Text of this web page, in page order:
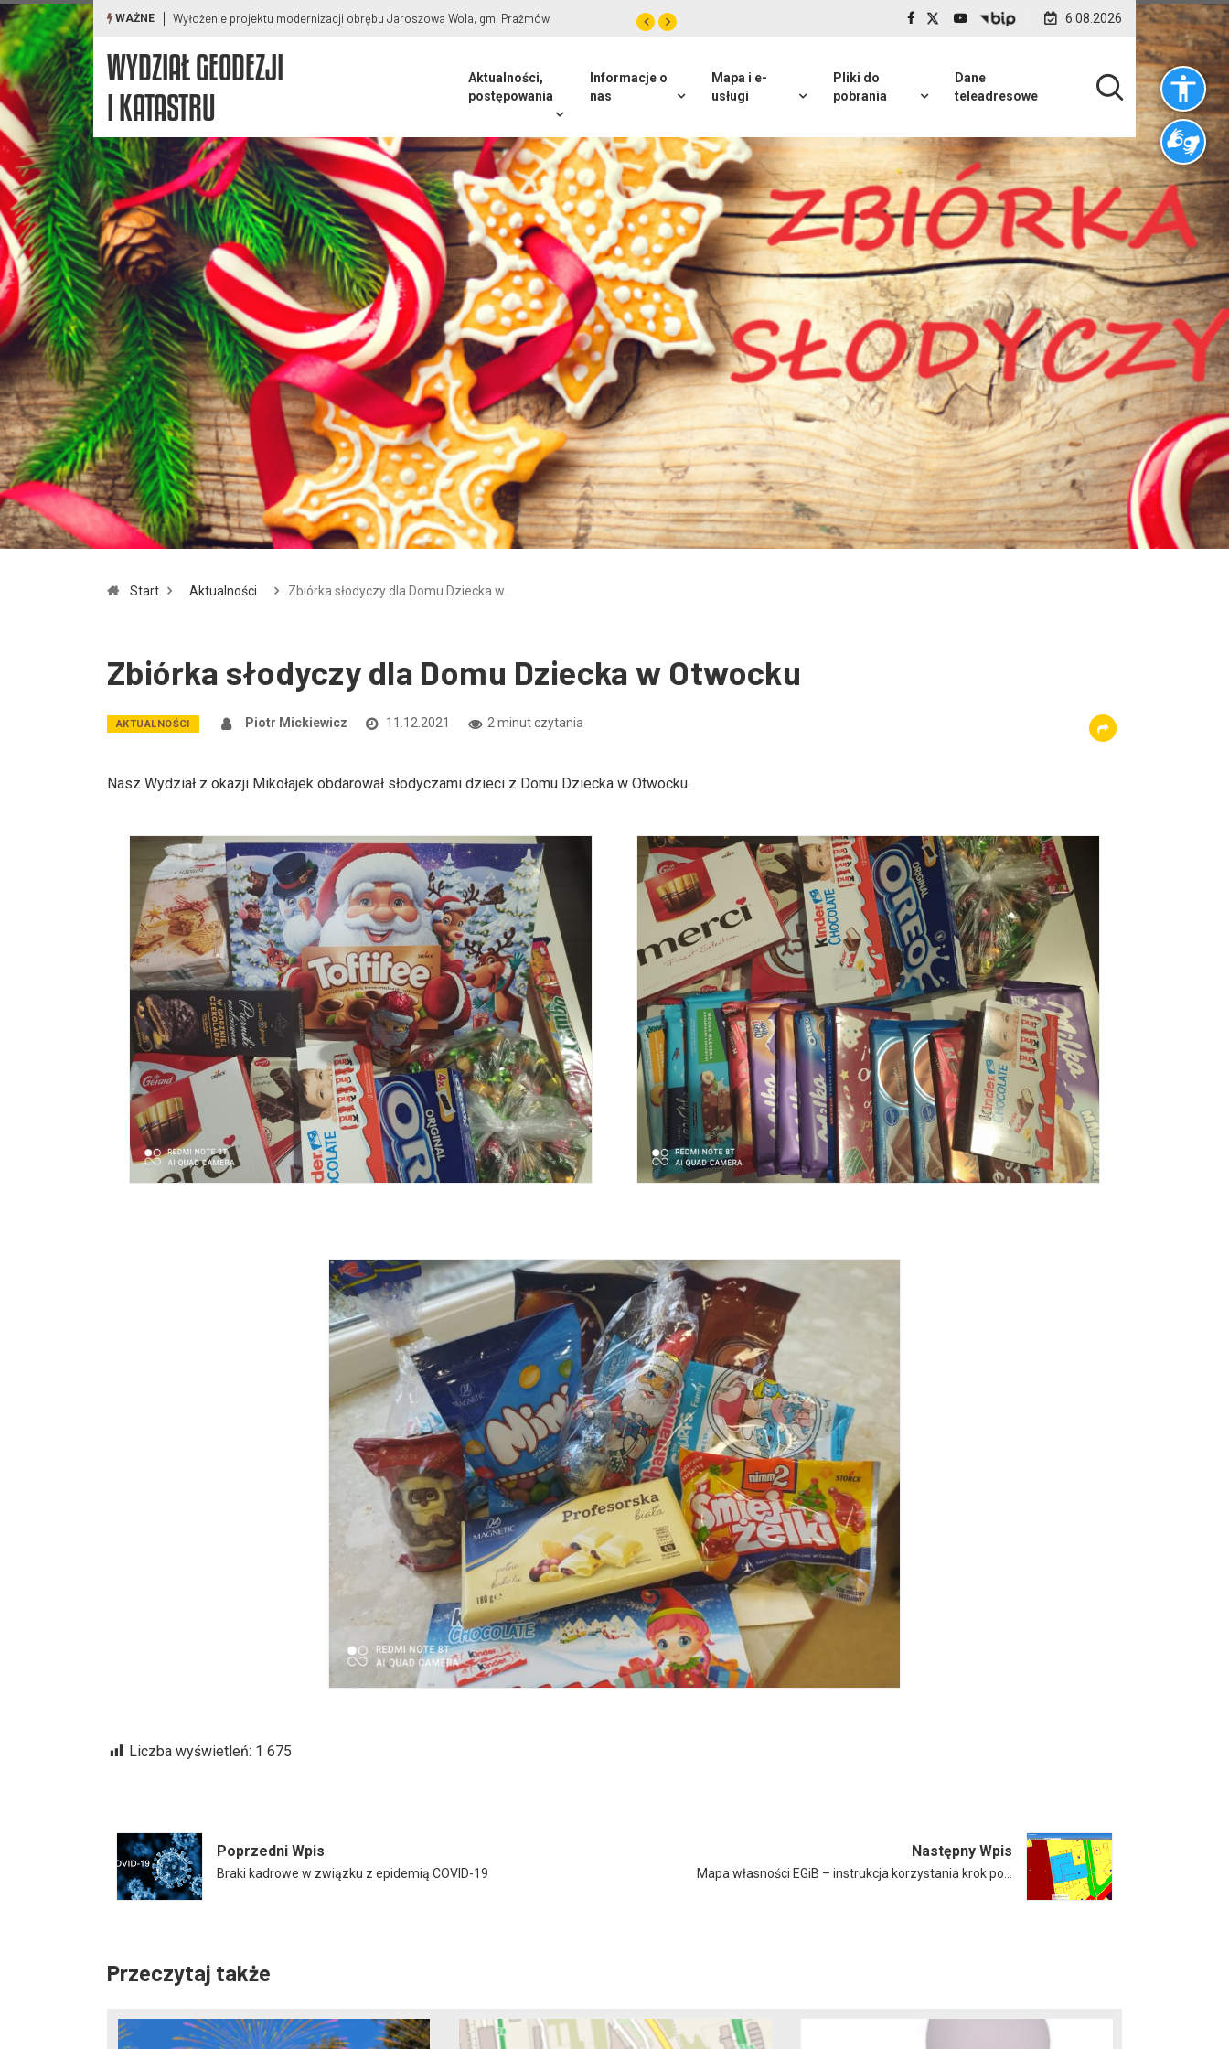
WAŻNE Wyłożenie projektu modernizacji obrębu Podolszyn, gm. Lesznowola 6.08.2026
WYDZIAŁ GEODEZJI
I KATASTRU
Aktualności,
postępowania
Informacje o
nas
Mapa i e-
usługi
Pliki do
pobrania
Dane
teleadresowe
Start Aktualności Zbiórka słodyczy dla Domu Dziecka w…
Zbiórka słodyczy dla Domu Dziecka w Otwocku
AKTUALNOŚCI Piotr Mickiewicz 11.12.2021 2 minut czytania
Nasz Wydział z okazji Mikołajek obdarował słodyczami dzieci z Domu Dziecka w Otwocku.
Liczba wyświetleń: 1 675
Poprzedni Wpis
Braki kadrowe w związku z epidemią COVID-19
Następny Wpis
Mapa własności EGiB – instrukcja korzystania krok po…
Przeczytaj także